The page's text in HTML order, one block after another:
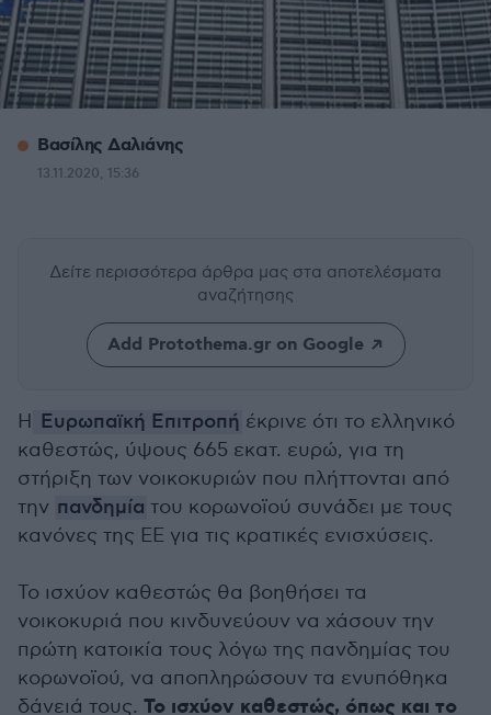
Βασίλης Δαλιάνης
13.11.2020, 15:36
Δείτε περισσότερα άρθρα μας στα αποτελέσματα
αναζήτησης
Add Protothema.gr on Google
Η Ευρωπαϊκή Επιτροπή έκρινε ότι το ελληνικό
καθεστώς, ύψους 665 εκατ. ευρώ, για τη
στήριξη των νοικοκυριών που πλήττονται από
την πανδημία του κορωνοϊού συνάδει με τους
κανόνες της ΕΕ για τις κρατικές ενισχύσεις.
Το ισχύον καθεστώς θα βοηθήσει τα
νοικοκυριά που κινδυνεύουν να χάσουν την
πρώτη κατοικία τους λόγω της πανδημίας του
κορωνοϊού, να αποπληρώσουν τα ενυπόθηκα
δάνειά τους. Το ισχύον καθεστώς, όπως και το